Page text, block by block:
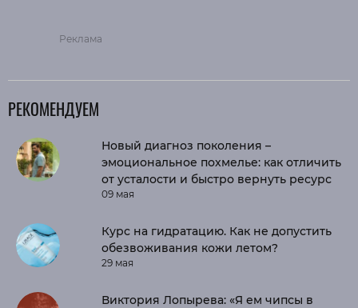
Реклама
РЕКОМЕНДУЕМ
Новый диагноз поколения –
эмоциональное похмелье: как отличить
от усталости и быстро вернуть ресурс
09 мая
Курс на гидратацию. Как не допустить
обезвоживания кожи летом?
29 мая
Виктория Лопырева: «Я ем чипсы в